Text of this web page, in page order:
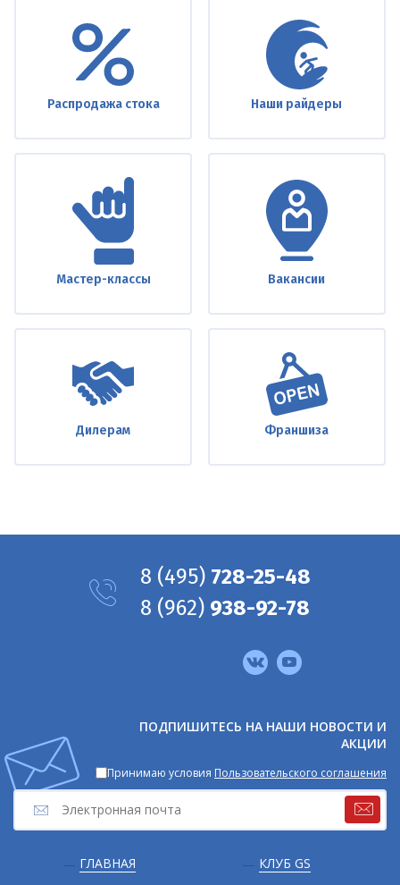
Распродажа стока Наши райдеры
Мастер-классы Вакансии
Дилерам Франшиза
Подвал
ГЛАВНАЯ КЛУБ GS
ПОДПИШИТЕСЬ НА НАШИ НОВОСТИ И
АКЦИИ
Принимаю условия Пользовательского соглашения
8 (495) 728-25-48
8 (962) 938-92-78